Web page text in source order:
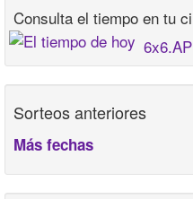
Consulta el tiempo en tu
Sorteos anteriores
Más fechas